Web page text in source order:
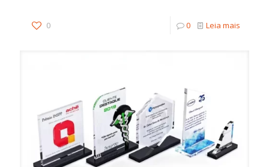
0 0 Leia mais